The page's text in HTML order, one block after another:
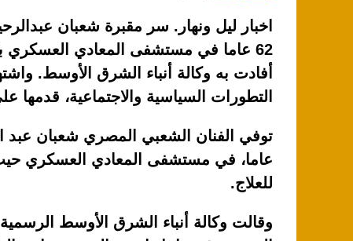
c
e
b
o
o
k
at
s
A
p
p
اخبار ليل ونهار. سر مقبرة شعبان
62 عاما في مستشفى المعادي العسكري
أفادت به وكالة أنباء الشرق الأوسط.
التطورات السياسية والاجتماعية،
عاما، في مستشفى المعادي العسكري
للعلاج.
وقالت وكالة أنباء الشرق الأوسط